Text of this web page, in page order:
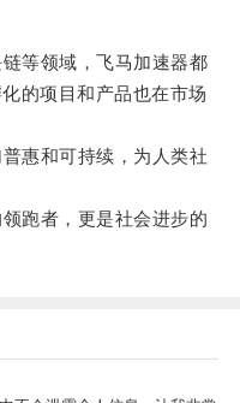
等领域，飞马加速器都
的项目和产品也在市场
惠和可持续，为人类社
跑者，更是社会进步的